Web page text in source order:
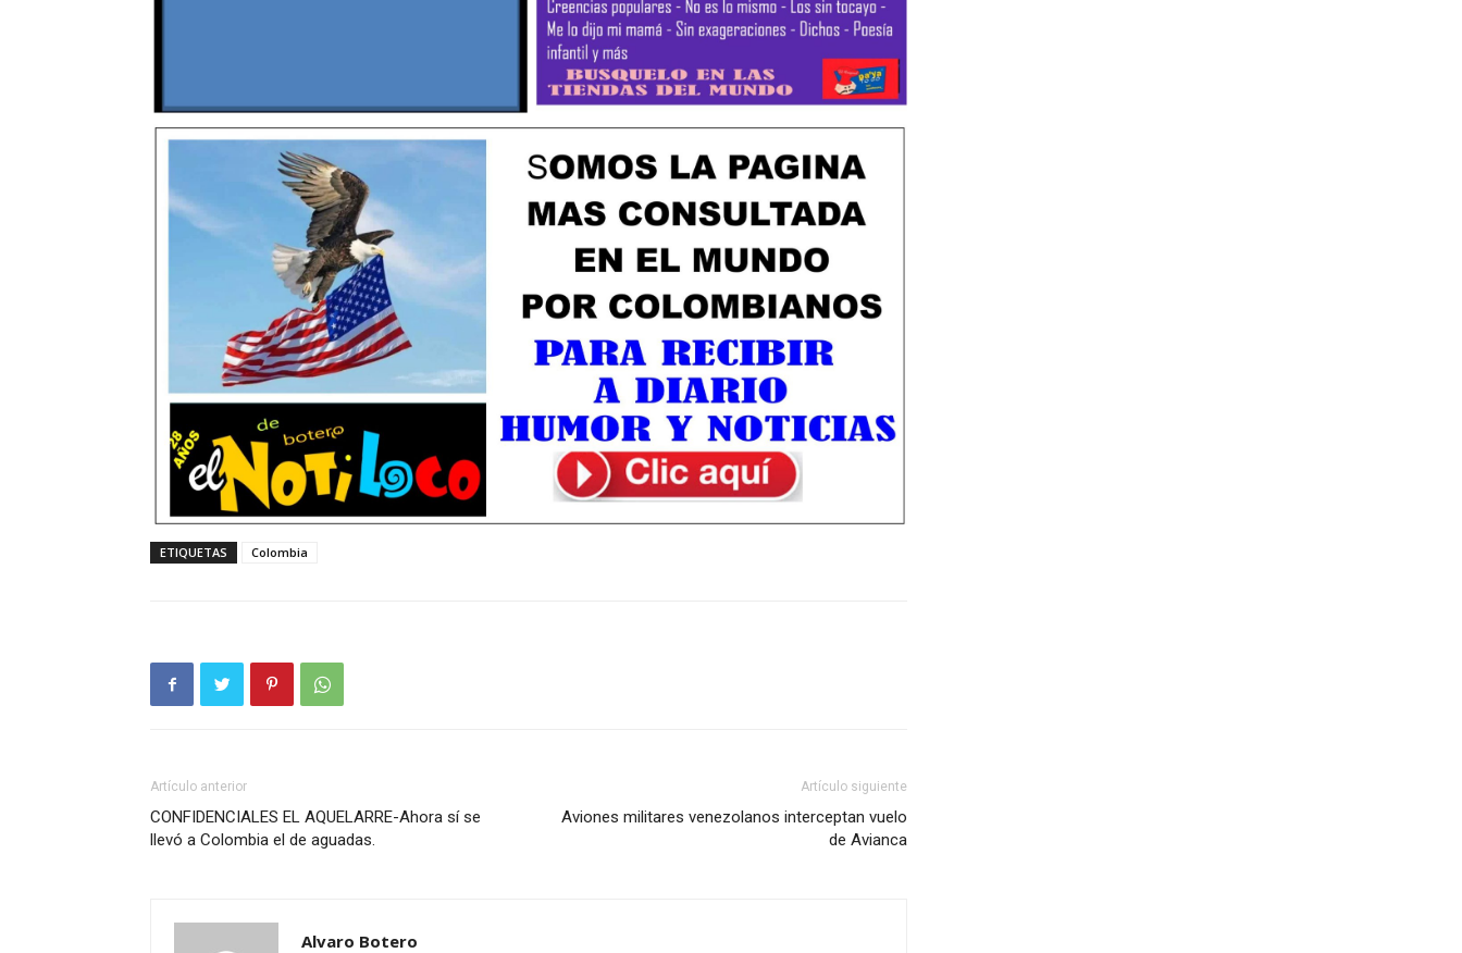
ETIQUETAS Colombia
Artículo anterior
CONFIDENCIALES EL AQUELARRE-Ahora sí se
llevó a Colombia el de aguadas.
Artículo siguiente
Aviones militares venezolanos interceptan vuelo
de Avianca
Alvaro Botero